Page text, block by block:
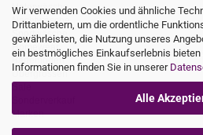
Wir verwenden Cookies und ähnliche
Drittanbietern, um die ordentliche
gewährleisten, die Nutzung unseres
ein bestmögliches Einkaufserlebnis bieten
Informationen finden Sie in unserer
Alle
Unterwäsche
Nachtwäsche
Sportwäsche
Homewear
Bademoden
Übergrössen
Marken